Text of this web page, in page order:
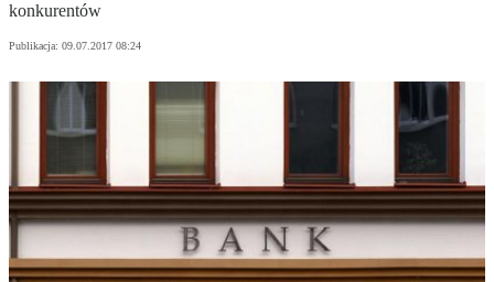
konkurentów
Publikacja: 09.07.2017 08:24